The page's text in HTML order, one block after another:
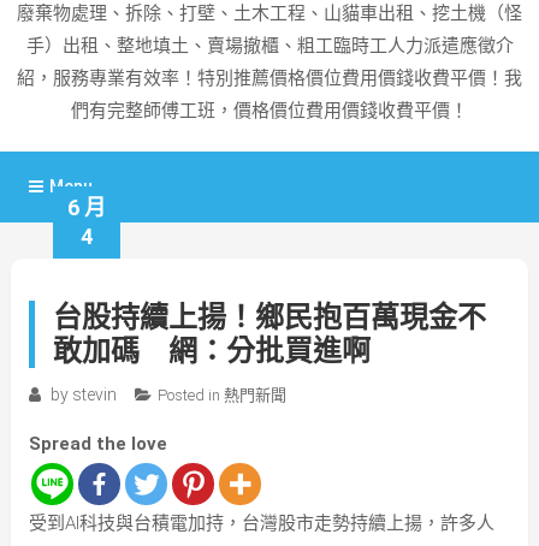
廢棄物處理、拆除、打壁、土木工程、山貓車出租、挖土機（怪
手）出租、整地填土、賣場撤櫃、粗工臨時工人力派遣應徵介
紹，服務專業有效率！特別推薦價格價位費用價錢收費平價！我
們有完整師傅工班，價格價位費用價錢收費平價！
Menu
6 月
4
台股持續上揚！鄉民抱百萬現金不
敢加碼 網：分批買進啊
by stevin Posted in 熱門新聞
Spread the love
受到AI科技與台積電加持，台灣股市走勢持續上揚，許多人